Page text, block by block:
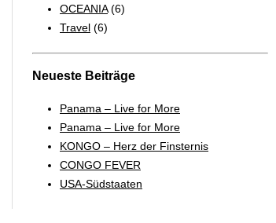
OCEANIA(6)
Travel (6)
Neueste Beiträge
Panama – Live for More
Panama – Live for More
KONGO – Herz der Finsternis
CONGO FEVER
USA-Südstaaten